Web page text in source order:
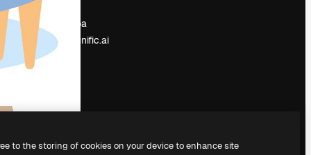
contenuti
Sala stampa
Cerchi magnific.ai
to the storing of cookies on your device to enhance site